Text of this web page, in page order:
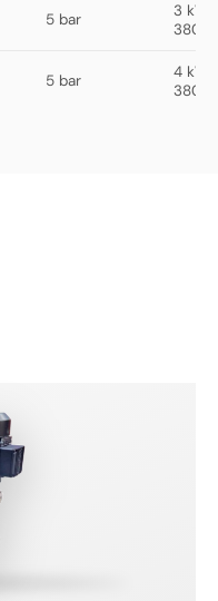
5 bar
3 kW /
380V
5 bar
4 kW /
380V